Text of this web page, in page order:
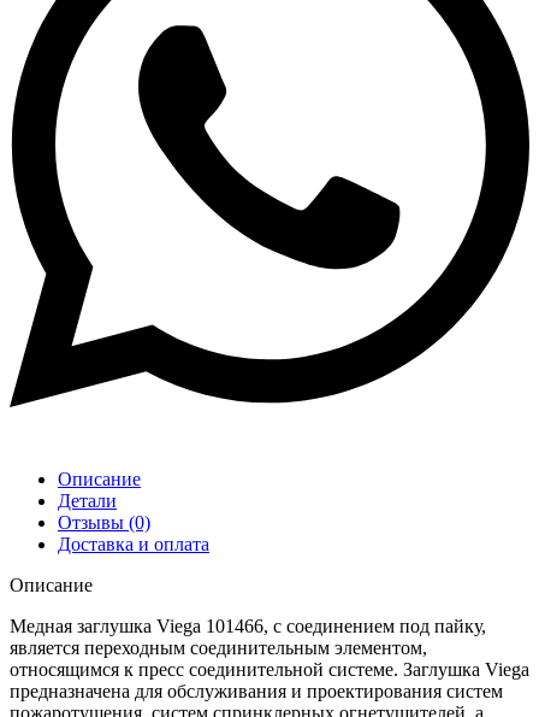
Описание
Детали
Отзывы (0)
Доставка и оплата
Описание
Медная заглушка Viega 101466, с соединением под пайку,
является переходным соединительным элементом,
относящимся к пресс соединительной системе. Заглушка Viega
предназначена для обслуживания и проектирования систем
пожаротушения, систем спринклерных огнетушителей, а